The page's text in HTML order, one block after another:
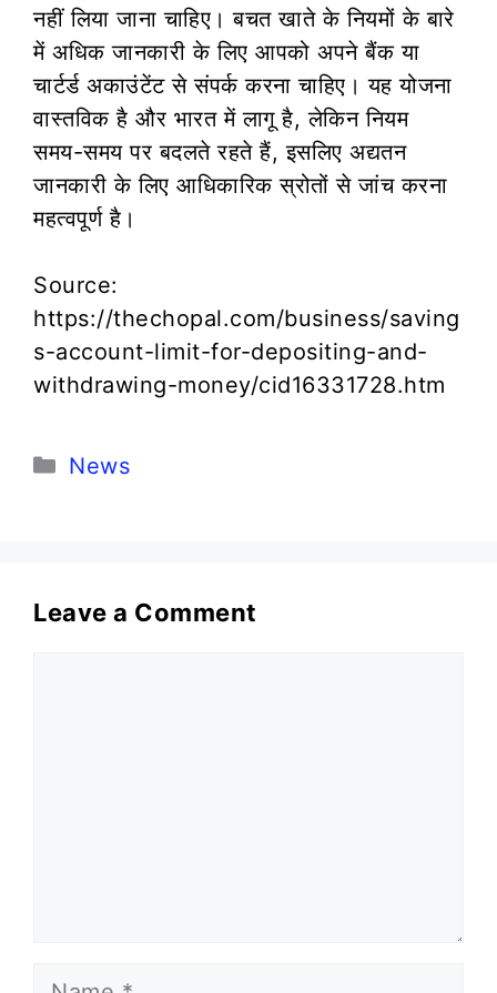
नहीं लिया जाना चाहिए। बचत खाते के नियमों के बारे
में अधिक जानकारी के लिए आपको अपने बैंक या
चार्टर्ड अकाउंटेंट से संपर्क करना चाहिए। यह योजना
वास्तविक है और भारत में लागू है, लेकिन नियम
समय-समय पर बदलते रहते हैं, इसलिए अद्यतन
जानकारी के लिए आधिकारिक स्रोतों से जांच करना
महत्वपूर्ण है।
Source:
https://thechopal.com/business/saving
s-account-limit-for-depositing-and-
withdrawing-money/cid16331728.htm
Categories
News
Leave a Comment
Name